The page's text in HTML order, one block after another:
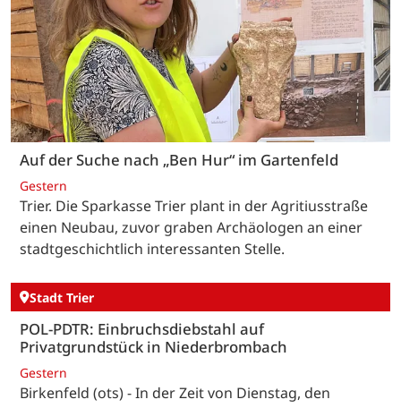
Auf der Suche nach „Ben Hur“ im Gartenfeld
Gestern
Trier. Die Sparkasse Trier plant in der Agritiusstraße
einen Neubau, zuvor graben Archäologen an einer
stadtgeschichtlich interessanten Stelle.
Stadt Trier
POL-PDTR: Einbruchsdiebstahl auf
Privatgrundstück in Niederbrombach
Gestern
Birkenfeld (ots) - In der Zeit von Dienstag, den